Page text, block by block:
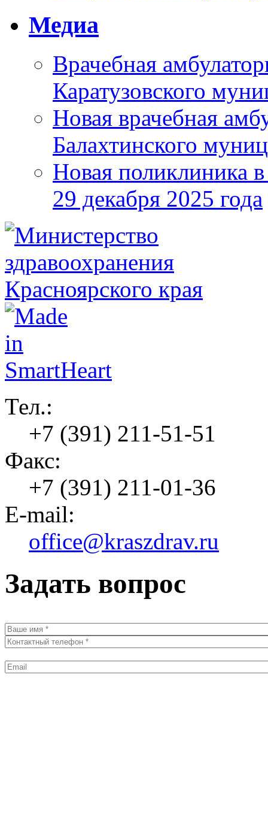
Медиа
Врачебная
Каратузовского
Новая врачебная
Балахтинского
Новая поликлиника
29 декабря 2025 года
Тел.:
+7 (391) 211-51-51
Факс:
+7 (391) 211-01-36
E-mail:
office@kraszdrav.ru
Задать вопрос